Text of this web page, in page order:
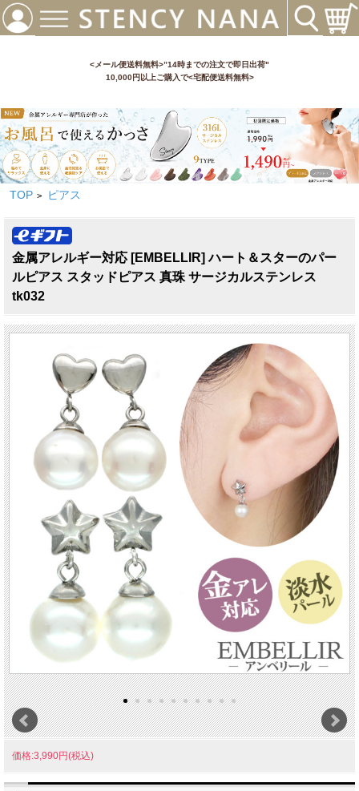
<メール便送料無料>”14時までの注文で即日出荷"
10,000円以上ご購入で<宅配便送料無料>
TOP > ピアス
金属アレルギー対応 [EMBELLIR] ハート＆スターのパー
ルピアス スタッドピアス 真珠 サージカルステンレス
tk032
価格:3,990円(税込)